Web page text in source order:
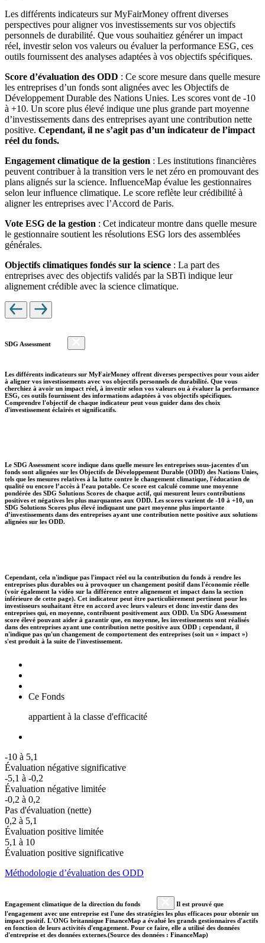
Les différents indicateurs sur MyFairMoney offrent diverses
perspectives pour aligner vos investissements sur vos objectifs
personnels de durabilité. Que vous souhaitiez générer un impact
réel, investir selon vos valeurs ou évaluer la performance ESG, ces
outils fournissent des analyses adaptées à vos objectifs spécifiques.
Score d’évaluation des ODD : Ce score mesure dans quelle mesure
les entreprises d’un fonds sont alignées avec les Objectifs de
Développement Durable des Nations Unies. Les scores vont de -10
à +10. Un score plus élevé indique une plus grande part moyenne
d’investissements dans des entreprises ayant une contribution nette
positive. Cependant, il ne s’agit pas d’un indicateur de l’impact
réel du fonds.
Engagement climatique de la gestion : Les institutions financières
peuvent contribuer à la transition vers le net zéro en promouvant des
plans alignés sur la science. InfluenceMap évalue les gestionnaires
selon leur influence climatique. Le score reflète leur crédibilité à
aligner les entreprises avec l’Accord de Paris.
Vote ESG de la gestion : Cet indicateur montre dans quelle mesure
le gestionnaire soutient les résolutions ESG lors des assemblées
générales.
Objectifs climatiques fondés sur la science : La part des
entreprises avec des objectifs validés par la SBTi indique leur
alignement crédible avec la science climatique.
SDG Assessment
Les différents indicateurs sur MyFairMoney offrent diverses perspectives pour vous aider
à aligner vos investissements avec vos objectifs personnels de durabilité. Que vous
cherchiez à avoir un impact réel, à investir selon vos valeurs ou à évaluer la performance
ESG, ces outils fournissent des informations adaptées à vos objectifs spécifiques.
Comprendre l'objectif de chaque indicateur peut vous guider dans des choix
d'investissement éclairés et significatifs.
Le SDG Assessment score indique dans quelle mesure les entreprises sous-jacentes d'un
fonds sont alignées sur les Objectifs de Développement Durable (ODD) des Nations Unies,
tels que les mesures relatives à la lutte contre le changement climatique, l'éducation de
qualité ou encore l’accès à l’eau potable. Ce score est calculé comme une moyenne
pondérée des SDG Solutions Scores de chaque actif, qui mesurent leurs contributions
positives et négatives les plus marquantes aux ODD. Les scores varient de -10 à +10, un
SDG Solutions Scores plus élevé indiquant une part moyenne plus importante
d’investissements dans des entreprises ayant une contribution nette positive aux solutions
alignées sur les ODD.
Cependant, cela n'indique pas l'impact réel ou la contribution du fonds à rendre les
entreprises plus durables ou à provoquer un changement positif dans l'économie réelle
(voir également la vidéo sur la différence entre alignement et impact dans la section
inférieure de cette page). Cet indicateur peut être particulièrement pertinent pour les
investisseurs souhaitant être en accord avec leurs valeurs et donc investir dans des
entreprises qui, en moyenne, contribuent positivement aux ODD. Un SDG Assessment
score élevé pouvant aider à garantir que, en moyenne, les investissements sont réalisés
dans des entreprises ayant une contribution nette positive aux ODD ; cependant, il
n'indique pas qu'un changement de comportement des entreprises (soit un « impact »)
s'est produit à la suite de l'investissement.
Ce Fonds
appartient à la classe d'efficacité
-10 à 5,1
Évaluation négative significative
-5,1 à -0,2
Évaluation négative limitée
-0,2 à 0,2
Pas d'évaluation (nette)
0,2 à 5,1
Évaluation positive limitée
5,1 à 10
Évaluation positive significative
Méthodologie d’évaluation des ODD
Engagement climatique de la direction du fonds
Il est prouvé que
l'engagement avec une entreprise est l'une des stratégies les plus efficaces pour obtenir un
impact positif. L'ONG britannique FinanceMap a évalué les grands gestionnaires d'actifs
en fonction de leurs activités d'engagement. Pour ce faire, elle a utilisé des données
d'entreprise et des données externes.(Source des données : FinanceMap)